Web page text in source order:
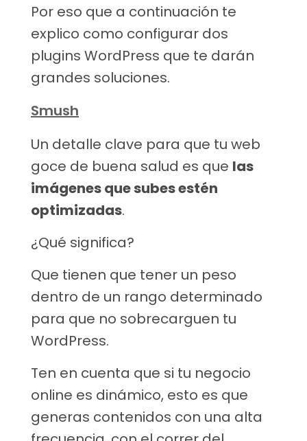
Por eso que a continuación te
explico como configurar dos
plugins WordPress que te darán
grandes soluciones.
Smush
Un detalle clave para que tu web
goce de buena salud es que las
imágenes que subes estén
optimizadas.
¿Qué significa?
Que tienen que tener un peso
dentro de un rango determinado
para que no sobrecarguen tu
WordPress.
Ten en cuenta que si tu negocio
online es dinámico, esto es que
generas contenidos con una alta